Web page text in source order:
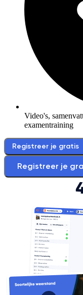
Video's,
examentraining
Registreer je gratis
Registreer je